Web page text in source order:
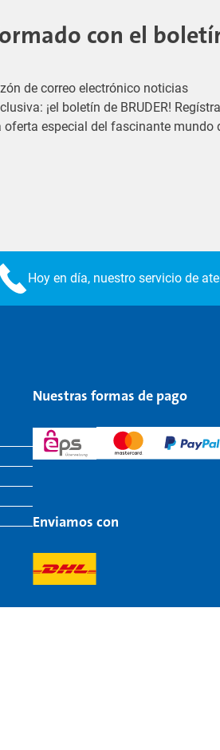
con el
de correo electrónico noticias
¡el boletín de BRUDER!
especial del fascinante mundo
Hoy en día, nuestro servicio de
Nuestras formas de pago
Enviamos con